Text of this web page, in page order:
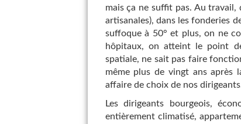
mais ça ne suffit pas. Au travail,
artisanales), dans les fonderies
suffoque à 50° et plus, on ne
hôpitaux, on atteint le point
spatiale, ne sait pas faire
même plus de vingt ans après
affaire de choix de nos
Les dirigeants bourgeois,
entièrement climatisé,